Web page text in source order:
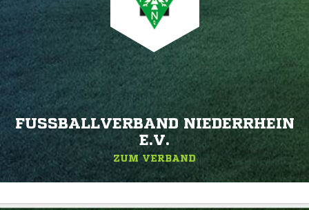
FUSSBALLVERBAND NIEDERRHEIN E
.V.
ZUM VERBAND